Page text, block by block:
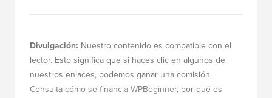
Divulgación: Nuestro contenido es compatible con el
lector. Esto significa que si haces clic en algunos de
nuestros enlaces, podemos ganar una comisión.
Consultacómo se financia WPBeginner, por qué es